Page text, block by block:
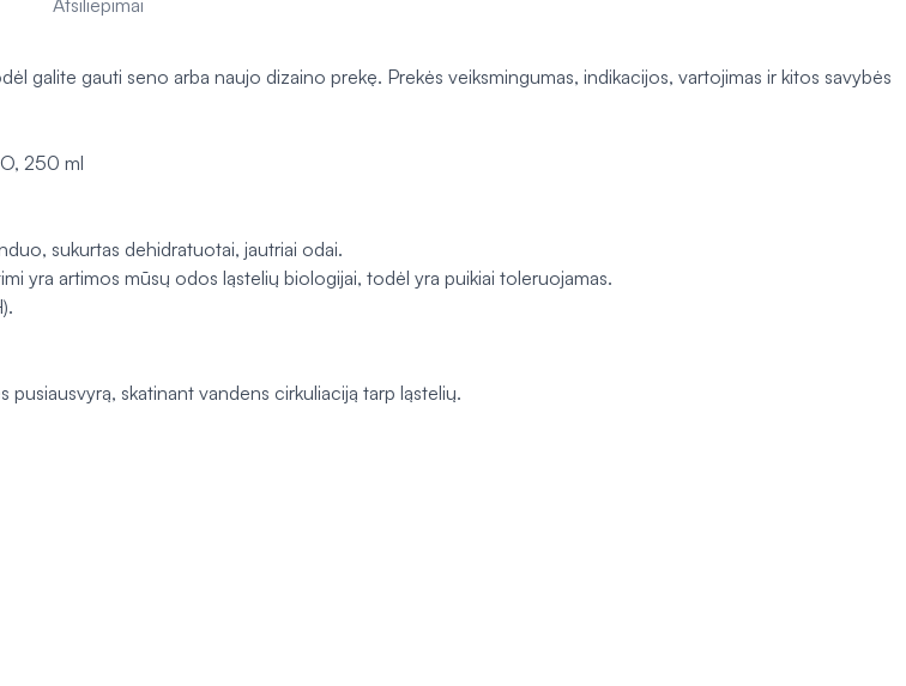
Atsiliepimai
galite gauti seno arba naujo dizaino prekę. Prekės veiksmingumas, indikacijos, vartojimas ir kitos savybės
250 ml
sukurtas dehidratuotai, jautriai odai.
yra artimos mūsų odos ląstelių biologijai, todėl yra puikiai toleruojamas.
skatinant vandens cirkuliaciją tarp ląstelių.